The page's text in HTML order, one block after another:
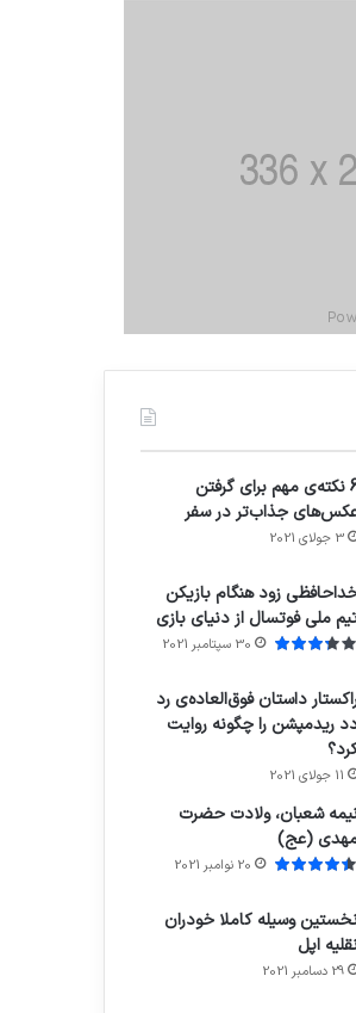
6 نکته‌ی مهم برای گرفتن
جذاب‌تر در سفر
3 جولای 2021
زود هنگام بازیکن
ملی فوتسال از دنیای بازی
30 سپتامبر 2021
داستان فوق‌العاده‌ی رد
ریدمپشن را چگونه روایت
11 جولای 2021
شعبان، ولادت حضرت
(عج)
20 نوامبر 2021
وسیله کاملا خودران
اپل
29 دسامبر 2021